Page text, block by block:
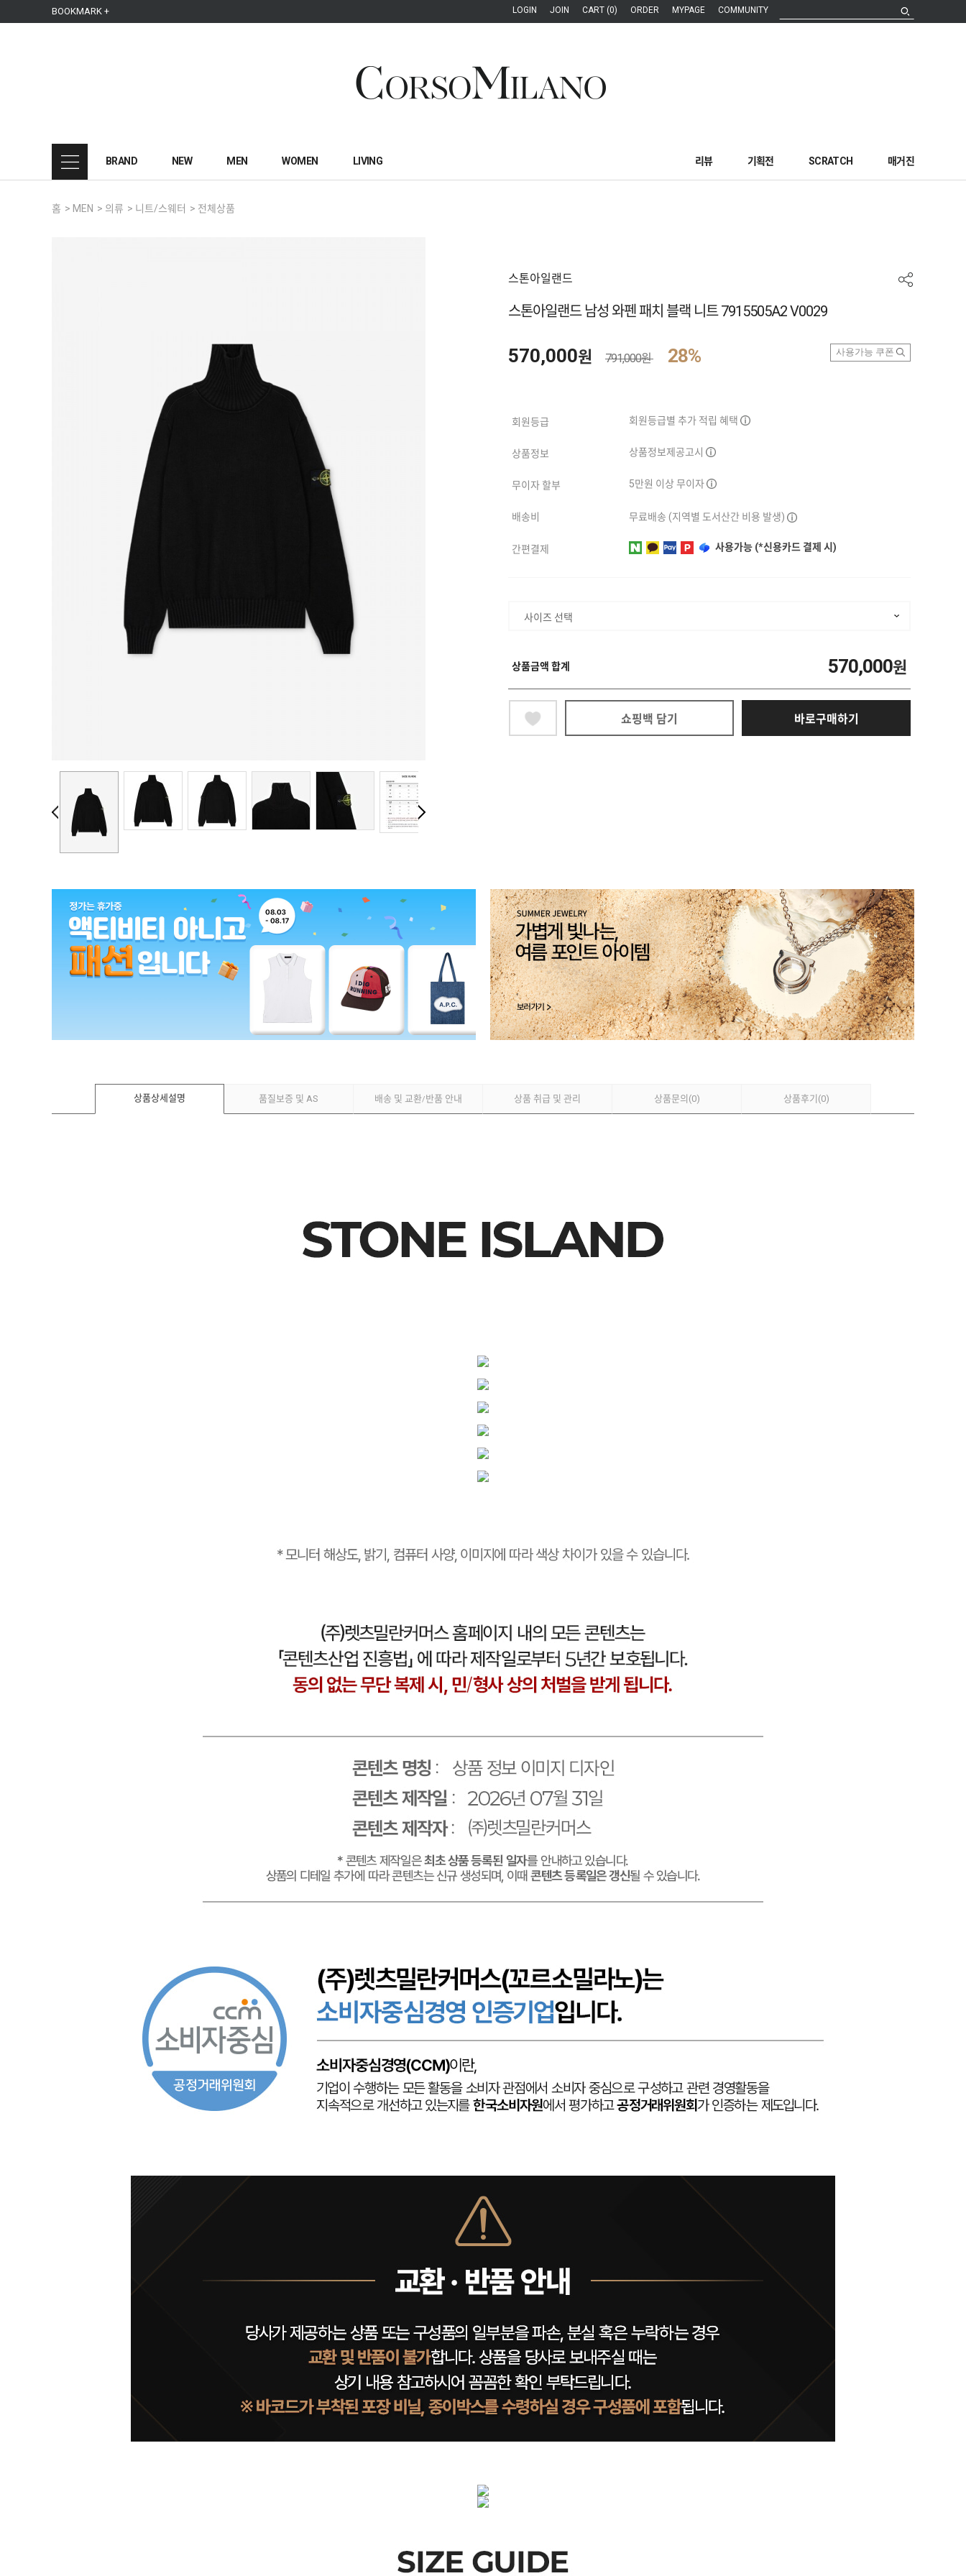
본문 바로가기
주메뉴 바로가기
사이드메뉴 바로가기
BOOKMARK + LOGIN JOIN CART (0) ORDER MYPAGE COMMUNITY
BRAND NEW MEN WOMEN LIVING 리뷰 기획전 SCRATCH 매거진
홈 > MEN > 의류 > 니트/스웨터 > 전체상품
스톤아일랜드
스톤아일랜드 남성 와펜 패치 블랙 니트 7915505A2 V0029
570,000원 791,000원 28% 사용가능 쿠폰
회원등급 회원등급별 추가 적립 혜택
상품정보 상품정보제공고시
무이자 할부 5만원 이상 무이자
배송비 무료배송 (지역별 도서산간 비용 발생)
간편결제 사용가능 (*신용카드 결제 시)
사이즈 선택
상품금액 합계 570,000원
쇼핑백 담기 바로구매하기
상품상세설명 품질보증 및 AS 배송 및 교환/반품 안내 상품 취급 및 관리 상품문의 (0) 상품후기 (0)